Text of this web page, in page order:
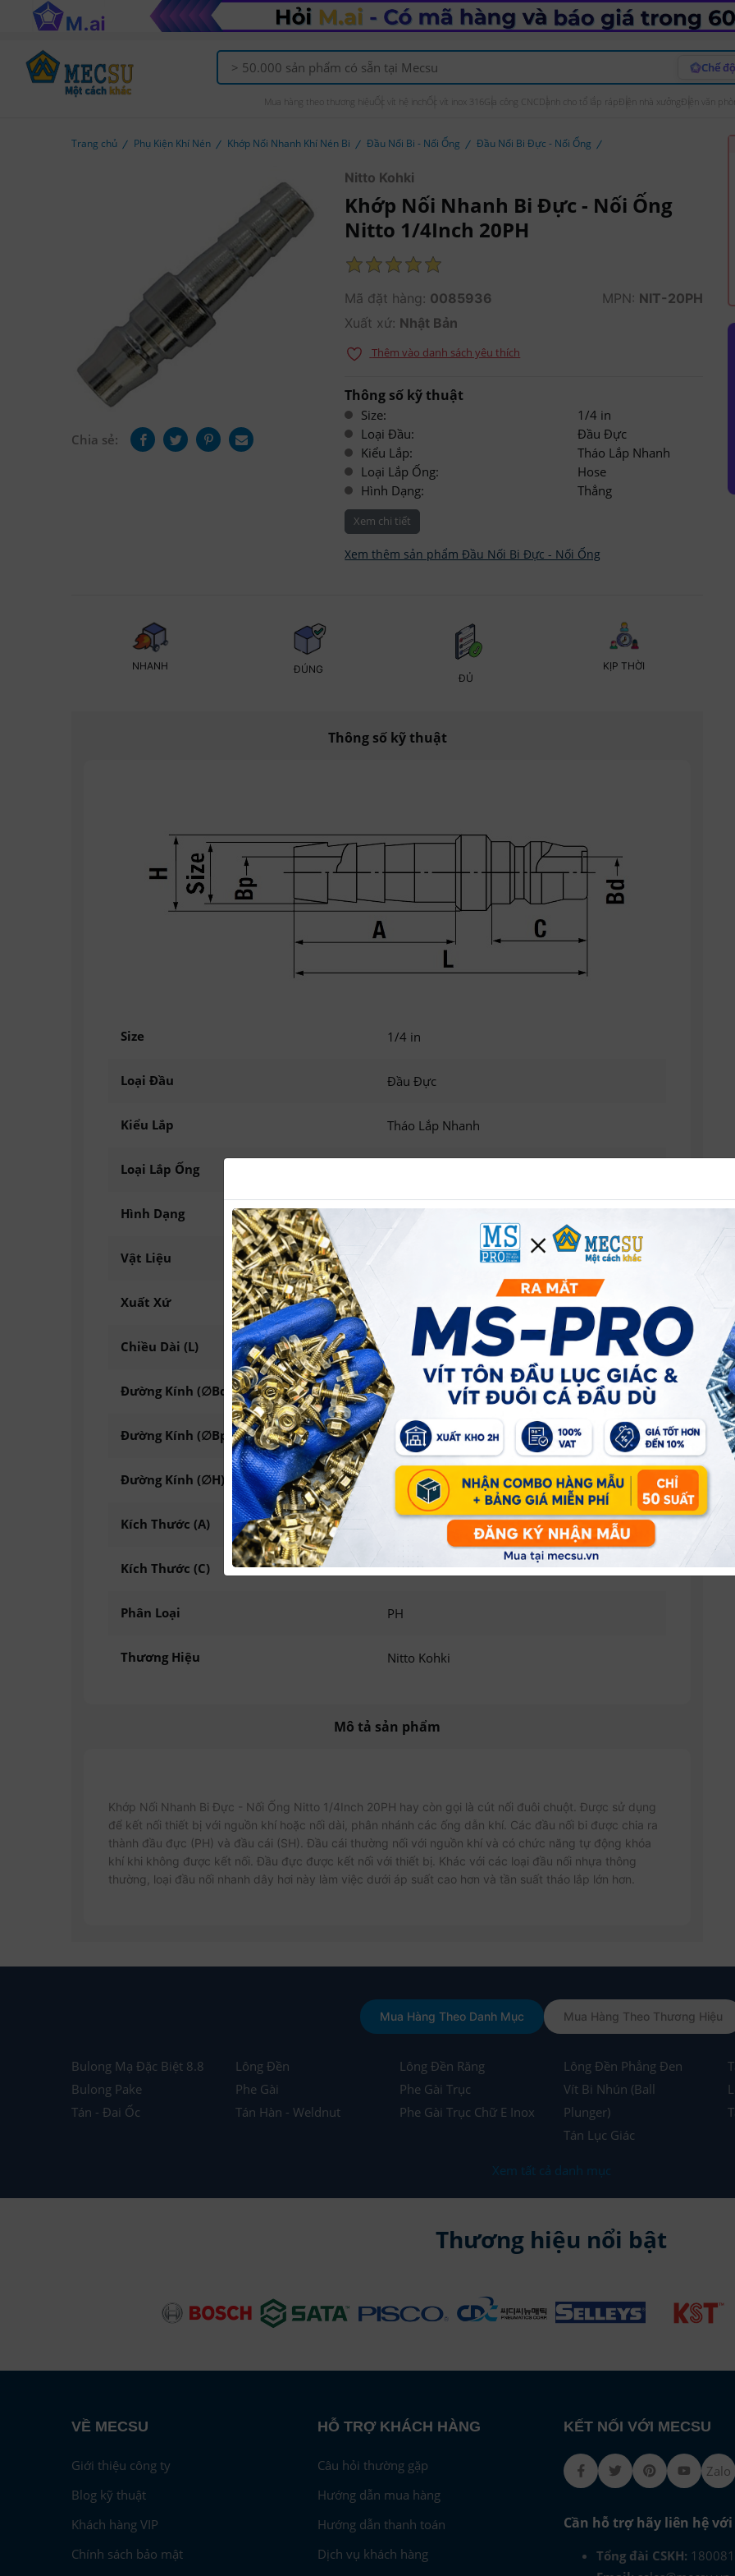
Chế
Mua hàng theo thương hiệu Ốc vít hệ inch Ốc vít inox 316 Gia công CNC Dành cho tổ lắp ráp Điện nhà xưởngĐiện văn
Trang chủ Phụ Kiện Khí Nén Khớp Nối Nhanh Khí Nén Bi Đầu Nối Bi - Nối Ống Đầu Nối Bi Đực - Nối Ống
Chia sẻ:
Nitto Kohki
Khớp Nối Nhanh Bi Đực - Nối Ống
Nitto 1/4Inch 20PH
Mã đặt hàng: 0085936 MPN: NIT-20PH
Xuất xứ: Nhật Bản
Thêm vào danh sách yêu thích
Thông số kỹ thuật
Size:
1/4 in
Loại Đầu:
Đầu Đực
Kiểu Lắp:
Tháo Lắp Nhanh
Loại Lắp Ống:
Hose
Hình Dạng:
Thẳng
Xem chi tiết
Xem thêm sản phẩm Đầu Nối Bi Đực - Nối Ống
NHANH ĐÚNG
ĐỦ
KỊP THỜI
Thông số kỹ thuật
Size 1/4 in
Loại Đầu Đầu Đực
Kiểu Lắp Tháo Lắp Nhanh
Loại Lắp Ống
Hình Dạng Thẳng
Vật Liệu
Xuất Xứ
Chiều Dài (L) 57 mm
Đường Kính (∅Bd) 7.5 mm
Đường Kính (∅Bp) 5 mm
Đường Kính (∅H) 16 mm
Kích Thước (A) 30 mm
Kích Thước (C) 20 mm
Phân Loại PH
Thương Hiệu Nitto Kohki
Mô tả sản phẩm
Khớp Nối Nhanh Bi Đực - Nối Ống Nitto 1/4Inch 20PH hay còn gọi là cút nối đuôi chuột. Được sử dụng
để kết nối thiết bị với nguồn khí hoặc nối dài, phân nhánh các ống dẫn khí. Các đầu nối bi được chia ra
thành đầu đực (PH) và đầu cái (SH). Đầu cái thường nối với nguồn khí và có chức năng tự động khóa
khí khi không được kết nối. Đầu đực được kết nối với thiết bị. Khác với các loại đầu nối nhựa thông
thường, loại đầu nối nhanh dây hơi này làm việc dưới áp suất cao hơn và tần suất tháo lắp lớn hơn.
Mua Hàng Theo Danh Mục Mua Hàng Theo Thương Hiệu
Bulong Mạ Đặc Biệt 8.8
Bulong Pake
Tán - Đai Ốc
Lông Đền
Phe Gài
Tán Hàn - Weldnut
Lông Đền Răng
Phe Gài Trục
Phe Gài Trục Chữ E Inox
Lông Đền Phẳng Đen
Vít Bi Nhún (Ball
Plunger)
Tán Lục Giác
Xem tất cả danh mục
Thương hiệu nổi bật
VỀ MECSU
Giới thiệu công ty
Blog kỹ thuật
Khách hàng VIP
Chính sách bảo mật
HỖ TRỢ KHÁCH HÀNG
Câu hỏi thường gặp
Hướng dẫn mua hàng
Hướng dẫn thanh toán
Dịch vụ khách hàng
KẾT NỐI VỚI MECSU
FacebookTwitter Pinterest Zalo
Cần hỗ trợ hãy liên hệ với
Tổng đài CSKH: